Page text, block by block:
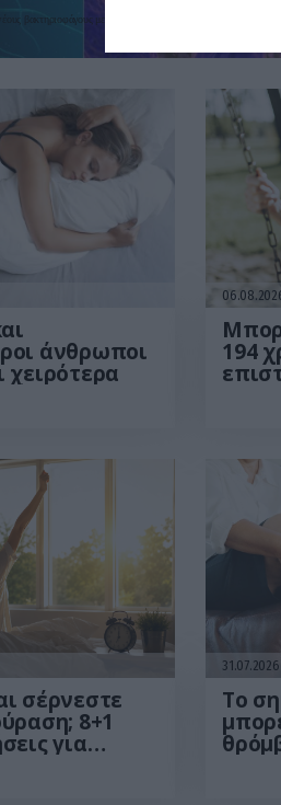
βακτηριοφάγους με τη βοήθεια Τεχνητής Νοημοσύνης που
άνθρωποι
χειρότερα
194
σέρνεστε
8+1
για
31.07.2026
Το